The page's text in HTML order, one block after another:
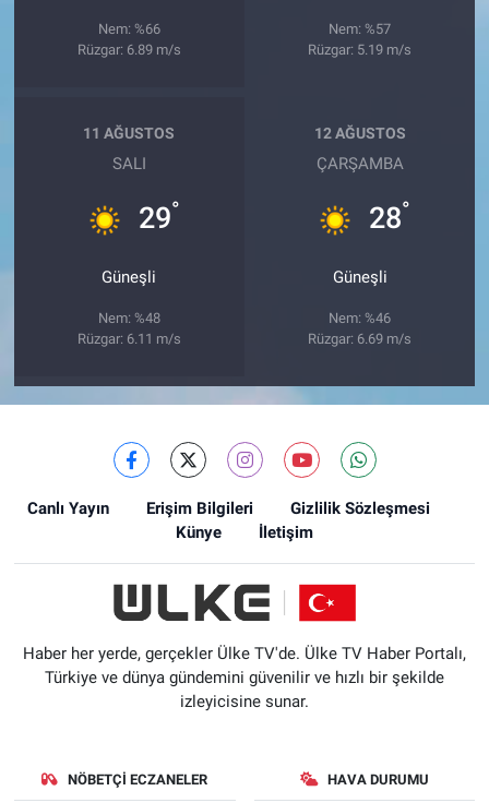
Nem: %66
Rüzgar: 6.89 m/s
Nem: %57
Rüzgar: 5.19 m/s
11 AĞUSTOS
SALI
29°
Güneşli
Nem: %48
Rüzgar: 6.11 m/s
12 AĞUSTOS
ÇARŞAMBA
28°
Güneşli
Nem: %46
Rüzgar: 6.69 m/s
Canlı Yayın Erişim Bilgileri
Gizlilik Sözleşmesi
Künye
İletişim
Haber her yerde, gerçekler Ülke TV'de. Ülke TV Haber Portalı,
Türkiye ve dünya gündemini güvenilir ve hızlı bir şekilde
izleyicisine sunar.
NÖBETÇI ECZANELER HAVA DURUMU